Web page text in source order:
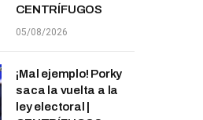
CENTRÍFUGOS
05/08/2026
¡Mal ejemplo! Porky
saca la vuelta a la
ley electoral |